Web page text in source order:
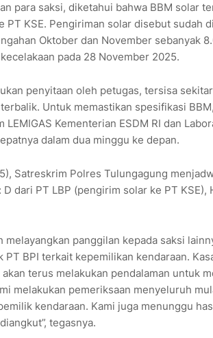
para saksi, diketahui bahwa BBM solar
PT KSE. Pengiriman solar disebut sudah
Oktober dan November sebanyak
pada 28 November 2025.
penyitaan oleh petugas, tersisa
Untuk memastikan spesifikasi
Kementerian ESDM RI dan
dalam dua minggu ke depan.
Satreskrim Polres Tulungagung
dari PT LBP (pengirim solar ke PT KSE),
panggilan kepada saksi
PT BPI terkait kepemilikan kendaraan.
terus melakukan pendalaman untuk
melakukan pemeriksaan menyeluruh
kendaraan. Kami juga menunggu
tegasnya.